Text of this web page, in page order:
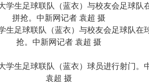
生足球联队（蓝衣）与校友会足球队在
抢。中新网记者 袁超 摄